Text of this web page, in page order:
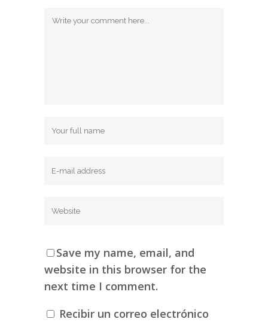
Save my name, email, and
website in this browser for the
next time I comment.
Recibir un correo electrónico